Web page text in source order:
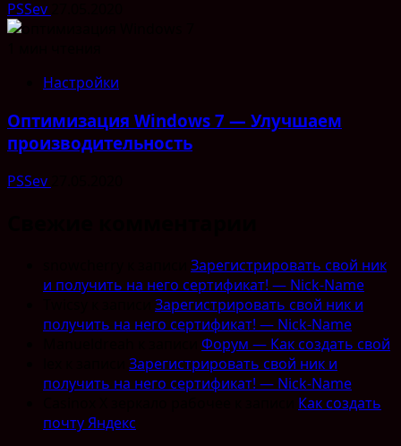
PSSev
Настройки
Оптимизация Windows 7 — Улучшаем
производительность
PSSev
Зарегистрировать свой ник
и получить на него сертификат! — Nick-Name
Зарегистрировать свой ник и
получить на него сертификат! — Nick-Name
Форум — Как создать свой
Зарегистрировать свой ник и
получить на него сертификат! — Nick-Name
Как создать
почту Яндекс